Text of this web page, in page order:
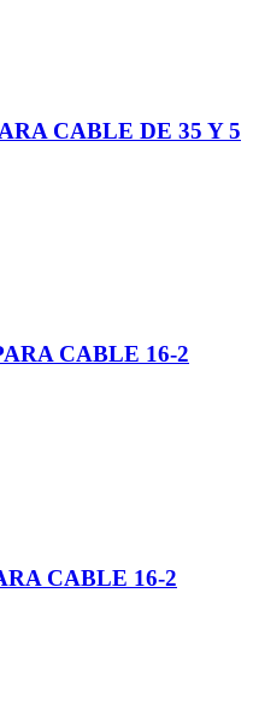
CABLE DE 35 Y 5
CABLE 16-2
CABLE 16-2